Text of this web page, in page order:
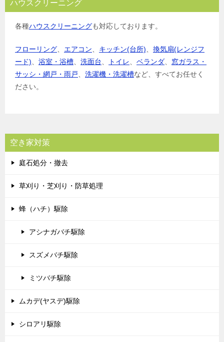
ハウスクリーニング
各種ハウスクリーニングも対応しております。
フローリング エアコン キッチン(台所)
換気扇(レンジフ
ード)
浴室・浴槽 洗面台 トイレ ベランダ
窓ガラス・
サッシ・網戸・雨戸
洗濯機・洗濯槽など、すべてお任せく
ださい。
空き家対策
庭石処分・撤去
草刈り・芝刈り・防草処理
蜂（ハチ）駆除
アシナガバチ駆除
スズメバチ駆除
ミツバチ駆除
ムカデ(ヤスデ)駆除
シロアリ駆除